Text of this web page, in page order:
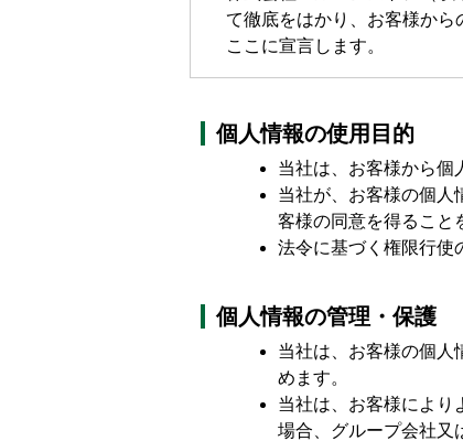
て徹底をはかり、お客様か
ここに宣言します。
個人情報の使用目的
当社は、お客様から個
当社が、お客様の個人
客様の同意を得ること
法令に基づく権限行使
個人情報の管理・保護
当社は、お客様の個人
めます。
当社は、お客様により
場合、グループ会社又